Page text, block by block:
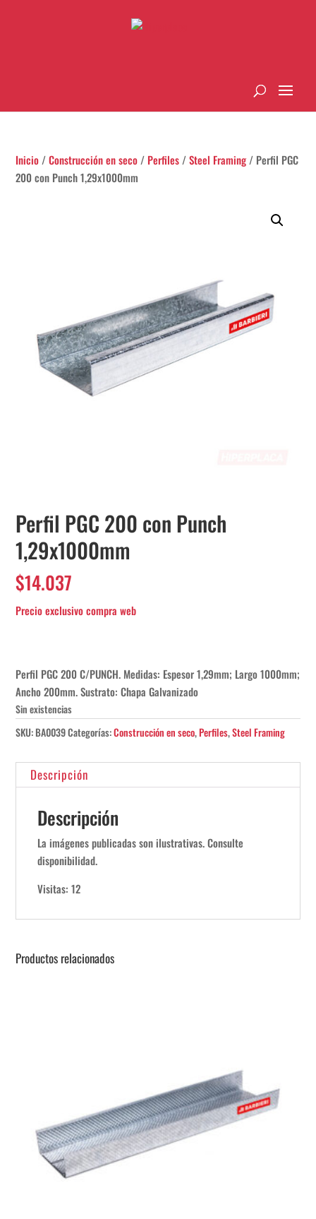
Inicio /Construcción en seco / Perfiles /Steel Framing / Perfil PGC
200 con Punch 1,29x1000mm
Perfil PGC 200 con Punch
1,29x1000mm
$14.037
Perfil PGC 200 C/PUNCH. Medidas: Espesor 1,29mm; Largo 1000mm;
Ancho 200mm. Sustrato: Chapa Galvanizado
Sin existencias
SKU:BA0039Categorías:Construcción en seco,Perfiles,Steel Framing
Descripción
Descripción
La imágenes publicadas son ilustrativas. Consulte
disponibilidad.
Visitas: 12
Productos relacionados